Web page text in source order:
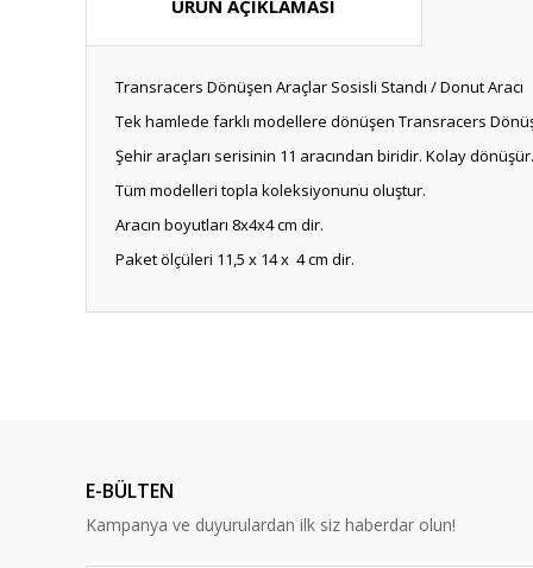
ÜRÜN AÇIKLAMASI
Transracers Dönüşen Araçlar Sosisli Standı / Donut Aracı
Tek hamlede farklı modellere dönüşen Transracers
Şehir araçları serisinin 11 aracından biridir. Kolay dönüşür.
Tüm modelleri topla koleksiyonunu oluştur.
Aracın boyutları 8x4x4 cm dir.
Paket ölçüleri 11,5 x 14 x 4 cm dir.
Ürün bilgilerinde hatalar bulunuyor.
Ürün fiyatı diğer sitelerden daha pahalı.
E-BÜLTEN
Kampanya ve duyurulardan ilk siz haberdar olun!